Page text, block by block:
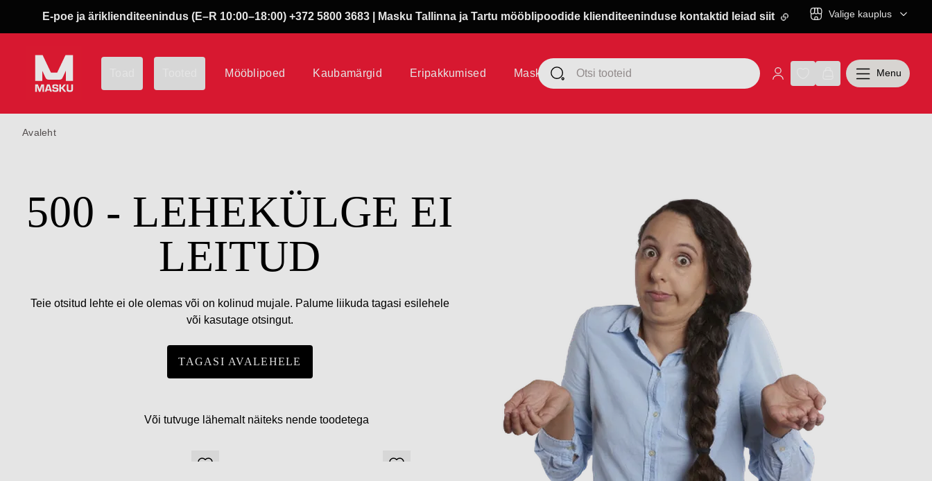
E-poe ja äriklienditeenindus (E–R 10:00–18:00) +372 5800 3683 | Masku Tallinna ja Tartu mööblipoodide klienditeeninduse kontaktid leiad siit Valige kauplus
Mööblipoed Kaubamärgid Eripakkumised Masku klubi Menu
Avaleht
500 - LEHEKÜLGE EI
LEITUD
Teie otsitud lehte ei ole olemas või on kolinud mujale. Palume liikuda tagasi esilehele
või kasutage otsingut.
TAGASI AVALEHELE
Või tutvuge lähemalt näiteks nende toodetega